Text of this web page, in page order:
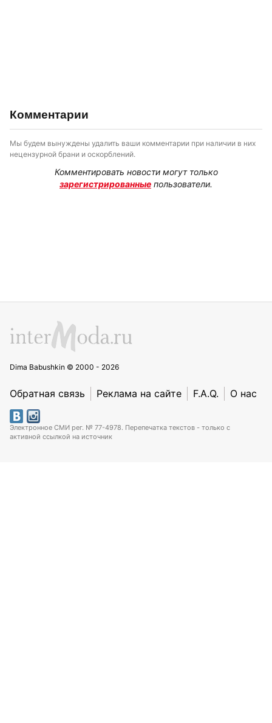
Комментарии
Мы будем вынуждены удалить ваши комментарии при наличии в них
нецензурной брани и оскорблений.
Комментировать новости могут только
зарегистрированные пользователи.
Dima Babushkin © 2000 - 2026
Обратная связь Реклама на сайте F.A.Q. О нас
Электронное СМИ рег. № 77-4978. Перепечатка текстов - только с
активной ссылкой на источник